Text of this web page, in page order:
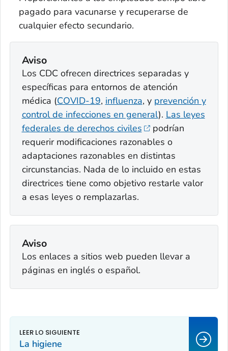
pagado para vacunarse y recuperarse de
cualquier efecto secundario.
Aviso
Los CDC ofrecen directrices separadas y
específicas para entornos de atención
médica (COVID-19, influenza, y prevención y
control de infecciones en general). Las leyes
federales de derechos civiles
podrían
requerir modificaciones razonables o
adaptaciones razonables en distintas
circunstancias. Nada de lo incluido en estas
directrices tiene como objetivo restarle valor
a esas leyes o remplazarlas.
Aviso
Los enlaces a sitios web pueden llevar a
páginas en inglés o español.
La higiene